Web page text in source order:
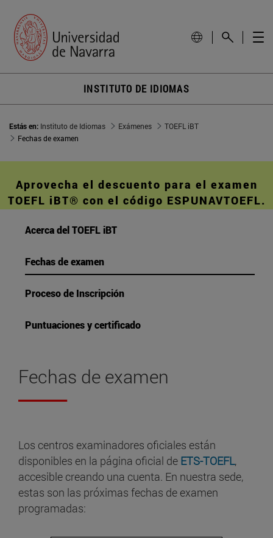
INSTITUTO DE IDIOMAS
Estás en: Instituto de Idiomas Exámenes
TOEFL iBT
Fechas de examen
Aprovecha el descuento para el examen
TOEFL iBT® con el código ESPUNAVTOEFL.
Acerca del TOEFL iBT
Fechas de examen
Proceso de Inscripción
Puntuaciones y certificado
Fechas de examen
Los centros examinadores oficiales están
disponibles en la página oficial de ETS-TOEFL,
accesible creando una cuenta. En nuestra sede,
estas son las próximas fechas de examen
programadas: